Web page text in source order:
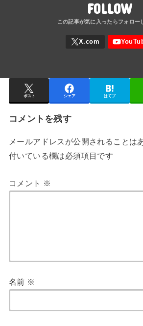
FOLLOW
ポスト シェア はてブ
コメントを残す
メールアドレスが公開されることは
付いている欄は必須項目です
コメント ※
名前 ※